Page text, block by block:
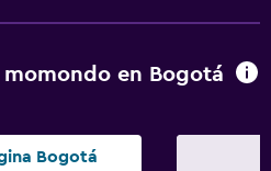
en Bogotá
Bogotá